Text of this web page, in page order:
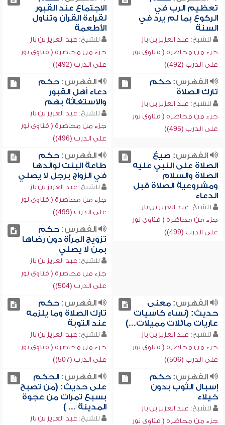
تعظيم الرب في
الركوع بما لم يرد في
السنة
للشيخ: عبد العزيز بن باز
جزء من محاضرة ( فتاوى نور
على الدرب (492))
الاجتماع عند القبور
لقراءة القرآن وتناول
الأطعمة
للشيخ: عبد العزيز بن باز
جزء من محاضرة ( فتاوى نور
على الدرب (492))
الفهرس:حكم
تارك الصلاة
للشيخ: عبد العزيز بن باز
جزء من محاضرة ( فتاوى نور
على الدرب (495))
الفهرس:حكم
دعاء أهل القبور
والاستغاثة بهم
للشيخ: عبد العزيز بن باز
جزء من محاضرة ( فتاوى نور
على الدرب (496))
الفهرس: صيغ
الصلاة على النبي عليه
الصلاة والسلام
ومشروعية الصلاة قبل
الدعاء
للشيخ: عبد العزيز بن باز
جزء من محاضرة ( فتاوى نور
على الدرب (499))
الفهرس:حكم
طاعة البنت لوالدها
في الزواج برجل لا يصلي
للشيخ: عبد العزيز بن باز
جزء من محاضرة ( فتاوى نور
على الدرب (499))
الفهرس:حكم
تزويج المرأة دون رضاها
بمن لا يصلي
للشيخ: عبد العزيز بن باز
جزء من محاضرة ( فتاوى نور
على الدرب (504))
الفهرس:معنى
حديث: (نساء كاسيات
عاريات مائلات مميلات...)
للشيخ: عبد العزيز بن باز
جزء من محاضرة ( فتاوى نور
على الدرب (506))
الفهرس:حكم
تارك الصلاة وما يلزمه
عند التوبة
للشيخ: عبد العزيز بن باز
جزء من محاضرة ( فتاوى نور
على الدرب (507))
الفهرس:حكم
إسبال الثوب بدون
خيلاء
للشيخ: عبد العزيز بن باز
جزء من محاضرة ( فتاوى نور
الفهرس:الحكم
على حديث: (من تصبح
بسبع تمرات من عجوة
المدينة ... )
للشيخ: عبد العزيز بن باز